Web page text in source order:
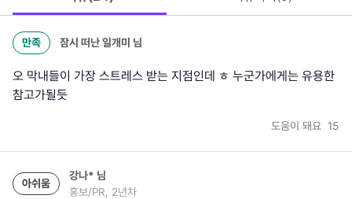
만족 잠시 떠난 일개미 님
오 막내들이 가장 스트레스 받는 지점인데 ㅎ 누군가에게는 유용한
참고가될듯
도움이 돼요 15
아쉬움
강나* 님
홍보/PR, 2년차